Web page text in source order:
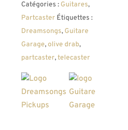
Catégories : Guitares,
Partcaster Étiquettes :
Dreamsongs, Guitare
Garage,olive drab,
partcaster,telecaster